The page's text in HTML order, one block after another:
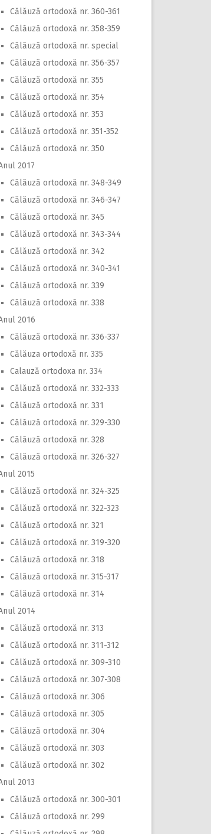
Călăuză ortodoxă nr. 360-361
Călăuză ortodoxă nr. 358-359
Călăuză ortodoxă nr. special
Călăuză ortodoxă nr. 356-357
Călăuză ortodoxă nr. 355
Călăuză ortodoxă nr. 354
Călăuză ortodoxă nr. 353
Călăuză ortodoxă nr. 351-352
Călăuză ortodoxă nr. 350
2017
Călăuză ortodoxă nr. 348-349
Călăuză ortodoxă nr. 346-347
Călăuză ortodoxă nr. 345
Călăuză ortodoxă nr. 343-344
Călăuză ortodoxă nr. 342
Călăuză ortodoxă nr. 340-341
Călăuză ortodoxă nr. 339
Călăuză ortodoxă nr. 338
2016
Călăuză ortodoxă nr. 336-337
Călăuza ortodoxă nr. 335
Calauză ortodoxa nr. 334
Călăuză ortodoxă nr. 332-333
Călăuză ortodoxă nr. 331
Călăuză ortodoxă nr. 329-330
Călăuză ortodoxă nr. 328
Călăuză ortodoxă nr. 326-327
2015
Călăuză ortodoxă nr. 324-325
Călăuză ortodoxă nr. 322-323
Călăuză ortodoxă nr. 321
Călăuză ortodoxă nr. 319-320
Călăuză ortodoxă nr. 318
Călăuză ortodoxă nr. 315-317
Călăuză ortodoxă nr. 314
2014
Călăuză ortodoxă nr. 313
Călăuză ortodoxă nr. 311-312
Călăuză ortodoxă nr. 309-310
Călăuză ortodoxă nr. 307-308
Călăuză ortodoxă nr. 306
Călăuză ortodoxă nr. 305
Călăuză ortodoxă nr. 304
Călăuză ortodoxă nr. 303
Călăuză ortodoxă nr. 302
2013
Călăuză ortodoxă nr. 300-301
Călăuză ortodoxă nr. 299